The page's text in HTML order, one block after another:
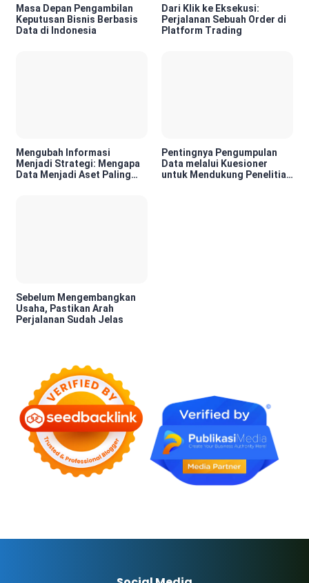
Masa Depan Pengambilan
Keputusan Bisnis Berbasis
Data di Indonesia
Dari Klik ke Eksekusi:
Perjalanan Sebuah Order di
Platform Trading
Mengubah Informasi
Menjadi Strategi: Mengapa
Data Menjadi Aset Paling
Pentingnya Pengumpulan
Data melalui Kuesioner
untuk Mendukung Penelitian
Sebelum Mengembangkan
Usaha, Pastikan Arah
Perjalanan Sudah Jelas